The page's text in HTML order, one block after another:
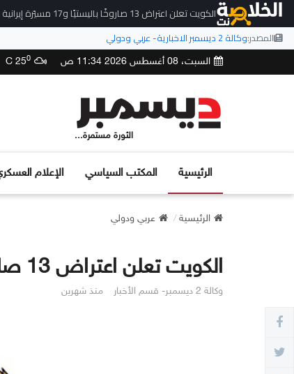
الكويت تعلن اعتراض 13 صاروخًا باليستيًا و17 مسيّرة إيرانية
المصدر:وكالة 2 ديسمبر الاخبارية- عربي ودولي